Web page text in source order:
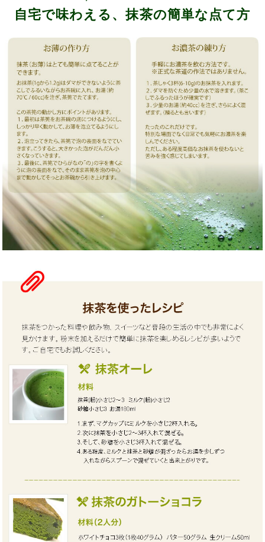
自宅で味わえる、抹茶の簡単な点て方